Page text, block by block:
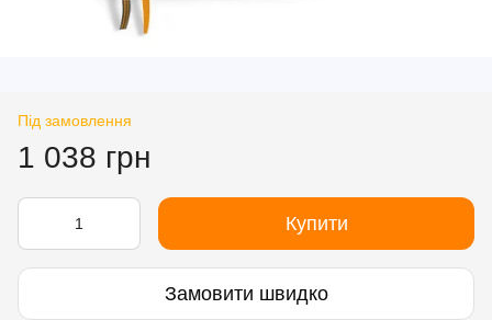
Під замовлення
1 038 грн
Купити
Замовити швидко